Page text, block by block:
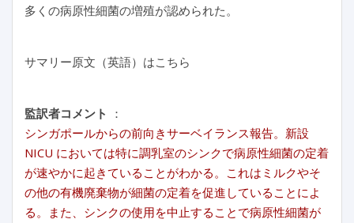
多くの病原性細菌の増殖が認められた。
サマリー原文（英語）はこちら
監訳者コメント
：
シンガポールからの前向きサーベイランス報告。新設
NICU においては特に調乳室のシンクで病原性細菌の定着
が速やかに起きていることがわかる。これはミルクやそ
の他の有機廃棄物が細菌の定着を促進していることによ
る。また、シンクの使用を中止することで病原性細菌が